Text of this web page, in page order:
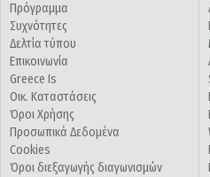
Πρόγραμμα
Συχνότητες
Δελτία τύπου
Επικοινωνία
Greece Is
Οικ. Καταστάσεις
Όροι Χρήσης
Προσωπικά Δεδομένα
Cookies
Όροι διεξαγωγής διαγωνισμών